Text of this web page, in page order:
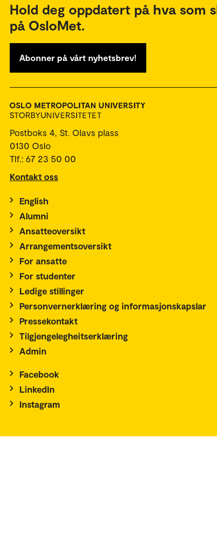
Hold deg oppdatert på hva som
på OsloMet.
Abonner på vårt nyhetsbrev!
Postboks 4, St. Olavs plass
0130 Oslo
Tlf.: 67 23 50 00
Kontakt oss
English
Alumni
Ansatteoversikt
Arrangementsoversikt
For ansatte
For studenter
Ledige stillinger
Personvernerklæring og informasjonskapslar
Pressekontakt
Tilgjengelegheitserklæring
Admin
Facebook
LinkedIn
Instagram